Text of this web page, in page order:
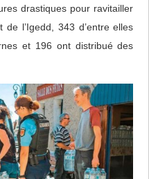
drastiques pour ravitailler
l’Igedd, 343 d’entre elles
et 196 ont distribué des